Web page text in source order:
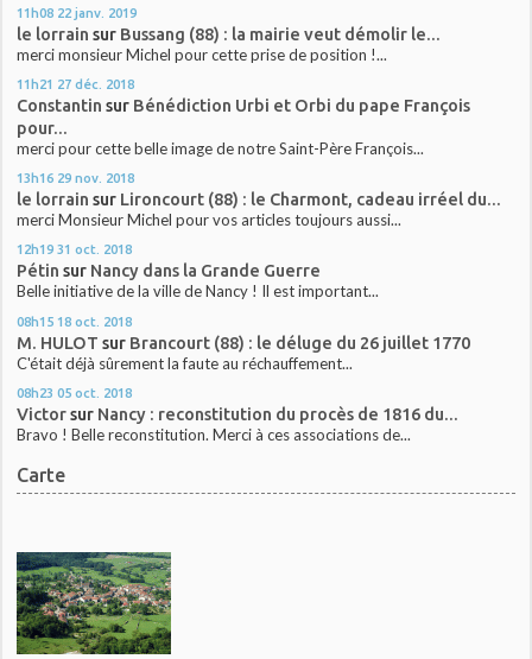
11h08 22 janv. 2019
le lorrain sur Bussang (88) : la mairie veut démolir le...
merci monsieur Michel pour cette prise de position !...
11h21 27 déc. 2018
Constantin sur Bénédiction Urbi et Orbi du pape François
pour...
merci pour cette belle image de notre Saint-Père François...
13h16 29 nov. 2018
le lorrain sur Lironcourt (88) : le Charmont, cadeau irréel du...
merci Monsieur Michel pour vos articles toujours aussi...
12h19 31 oct. 2018
Pétin sur Nancy dans la Grande Guerre
Belle initiative de la ville de Nancy ! Il est important...
08h15 18 oct. 2018
M. HULOT sur Brancourt (88) : le déluge du 26 juillet 1770
C'était déjà sûrement la faute au réchauffement...
08h23 05 oct. 2018
Victorsur Nancy : reconstitution du procès de 1816 du...
Bravo ! Belle reconstitution. Merci à ces associations de...
Carte